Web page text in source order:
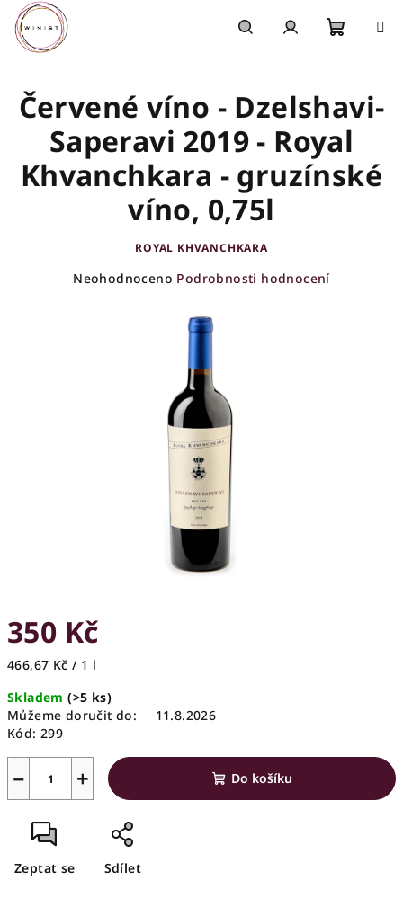
Přejít
na
obsah
košík
350 Kč
Měrná
466,67 Kč / 1 l
Skladem(>5 ks)
Můžeme doručit do:
11.8.2026
Kód: 299
+
− Do košíku
Zeptat se Sdílet
Červené víno - Dzelshavi-
Saperavi 2019 - Royal
Khvanchkara - gruzínské
víno, 0,75l
ROYAL KHVANCHKARA
Průměrné
Neohodnoceno Podrobnosti hodnocení